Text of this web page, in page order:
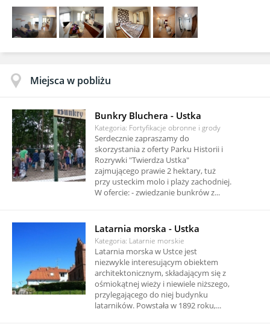
Miejsca w pobliżu
Bunkry Bluchera - Ustka
Kategoria: Fortyfikacje obronne i grody
Serdecznie zapraszamy do
skorzystania z oferty Parku Historii i
Rozrywki "Twierdza Ustka"
zajmującego prawie 2 hektary, tuż
przy usteckim molo i plaży zachodniej.
W ofercie: - zwiedzanie bunkrów z...
Latarnia morska - Ustka
Kategoria: Latarnie morskie
Latarnia morska w Ustce jest
niezwykle interesującym obiektem
architektonicznym, składającym się z
ośmiokątnej wieży i niewiele niższego,
przylegającego do niej budynku
latarników. Powstała w 1892 roku,...